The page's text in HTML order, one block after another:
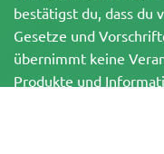
bestätigst du, dass du
Gesetze und
übernimmt keine
Produkte und